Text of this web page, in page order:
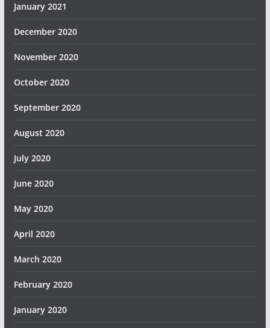
January 2021
December 2020
November 2020
October 2020
September 2020
August 2020
July 2020
June 2020
May 2020
April 2020
March 2020
February 2020
January 2020